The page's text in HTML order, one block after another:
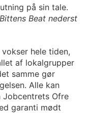
på sin tale.
Beat nederst
hele tiden,
af lokalgrupper
samme gør
Alle kan
Jobcentrets Ofre
garanti mødt